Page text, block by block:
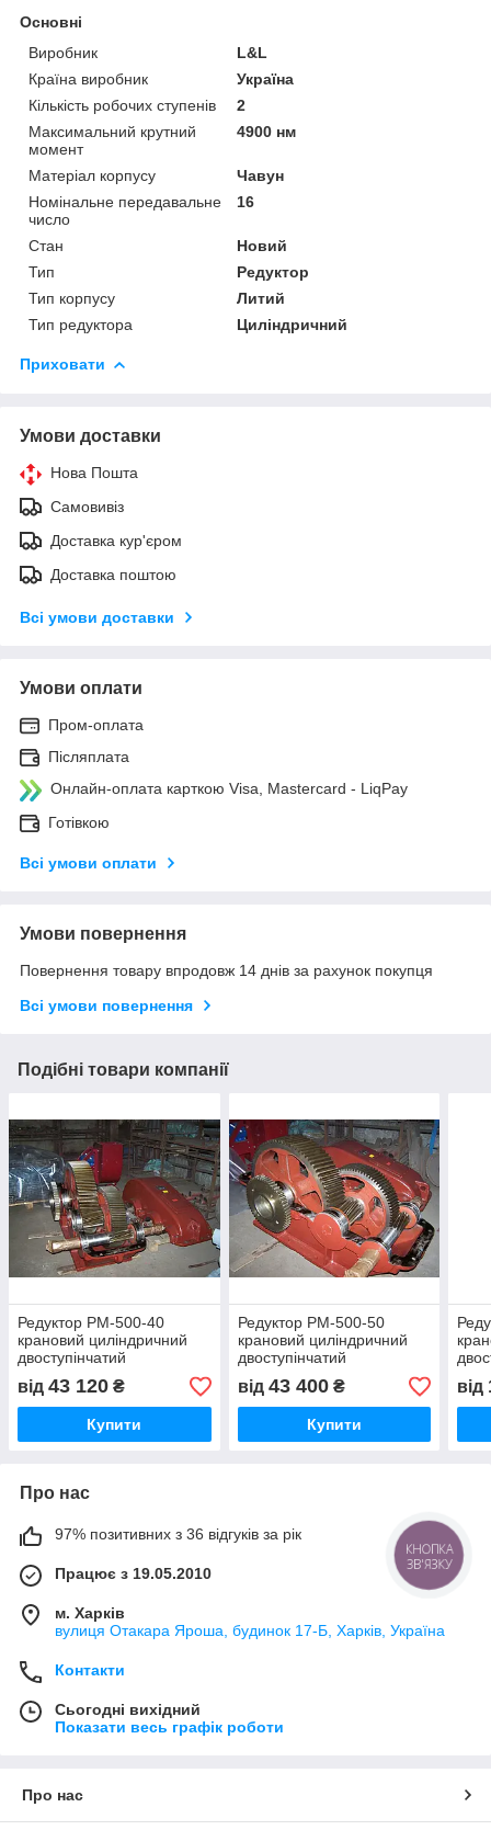
Основні
Виробник
L&L
Країна виробник
Україна
Кількість робочих ступенів
2
Максимальний крутний
момент
4900 нм
Матеріал корпусу
Чавун
Номінальне передавальне
число
16
Стан
Новий
Тип
Редуктор
Тип корпусу
Литий
Тип редуктора
Циліндричний
Приховати
Умови доставки
Нова Пошта
Самовивіз
Доставка кур'єром
Доставка поштою
Всі умови доставки
Умови оплати
Пром-оплата
Післяплата
Онлайн-оплата карткою Visa, Mastercard - LiqPay
Готівкою
Всі умови оплати
Умови повернення
Повернення товару впродовж 14 днів за рахунок покупця
Всі умови повернення
Подібні товари компанії
Редуктор РМ-500-40
крановий циліндричний
двоступінчатий
від 43 120 ₴
Купити
Редуктор РМ-500-50
крановий циліндричний
двоступінчатий
від 43 400₴
Купити
від
Про нас
97% позитивних з 36 відгуків за рік
Працює з 19.05.2010
м. Харків
вулиця Отакара Яроша, будинок 17-Б, Харків, Україна
Контакти
Сьогодні вихідний
Показати весь графік роботи
Про нас
КНОПКА
ЗВ'ЯЗКУ